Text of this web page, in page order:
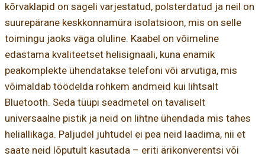
kõrvaklapid on sageli varjestatud, polsterdatud ja neil on
suurepärane keskkonnamüra isolatsioon, mis on selle
toimingu jaoks väga oluline. Kaabel on võimeline
edastama kvaliteetset helisignaali, kuna enamik
peakomplekte ühendatakse telefoni või arvutiga, mis
võimaldab töödelda rohkem andmeid kui lihtsalt
Bluetooth. Seda tüüpi seadmetel on tavaliselt
universaalne pistik ja neid on lihtne ühendada mis tahes
heliallikaga. Paljudel juhtudel ei pea neid laadima, nii et
saate neid lõputult kasutada – eriti ärikonverentsi või